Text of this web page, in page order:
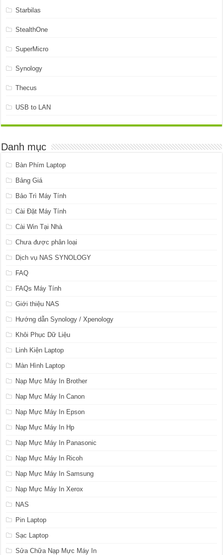
Starbilas
StealthOne
SuperMicro
Synology
Thecus
USB to LAN
Danh mục
Bàn Phím Laptop
Bảng Giá
Bảo Trì Máy Tính
Cài Đặt Máy Tính
Cài Win Tại Nhà
Chưa được phân loại
Dịch vụ NAS SYNOLOGY
FAQ
FAQs Máy Tính
Giới thiệu NAS
Hướng dẫn Synology / Xpenology
Khôi Phục Dữ Liệu
Linh Kiện Laptop
Màn Hình Laptop
Nạp Mực Máy In Brother
Nạp Mực Máy In Canon
Nạp Mực Máy In Epson
Nạp Mực Máy In Hp
Nạp Mực Máy In Panasonic
Nạp Mực Máy In Ricoh
Nạp Mực Máy In Samsung
Nạp Mực Máy In Xerox
NAS
Pin Laptop
Sạc Laptop
Sửa Chữa Nạp Mực Máy In